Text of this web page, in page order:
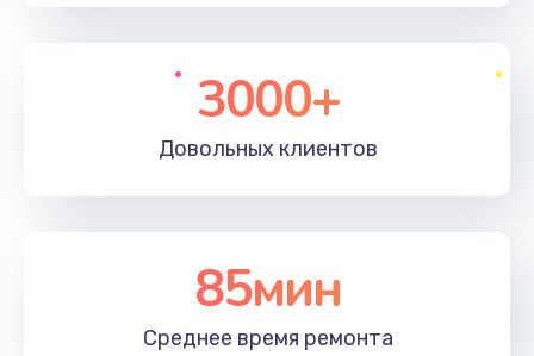
3000+
Довольных клиентов
85мин
Среднее время ремонта